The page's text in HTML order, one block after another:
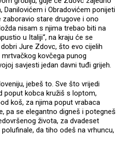
Danilovićem i Obradovićem ponijeti
zaboravio stare drugove i ono
nisam s njima trebao biti na
u Italiji“, na kraju će se
Jure Zdovc, što evo cijelih
kovčega punog
savjesti jedan davni tuđi grijeh.
jebeš to. Sve što vrijedi
poput kobca kružiš s loptom,
koš, za njima poput vrabaca
pa se elegantno digneš i potegneš
života, za dvadeset
da tiho odeš na vrhuncu,